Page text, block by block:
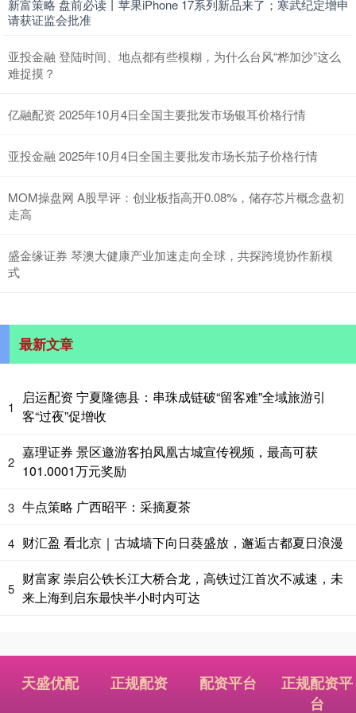
新富策略 盘前必读丨苹果iPhone 17系列新品来了；寒武纪定增申
请获证监会批准
亚投金融 登陆时间、地点都有些模糊，为什么台风“桦加沙”这么
难捉摸？
亿融配资 2025年10月4日全国主要批发市场银耳价格行情
亚投金融 2025年10月4日全国主要批发市场长茄子价格行情
MOM操盘网 A股早评：创业板指高开0.08%，储存芯片概念盘初
走高
盛金缘证券 琴澳大健康产业加速走向全球，共探跨境协作新模
式
最新文章
1
启运配资 宁夏隆德县：串珠成链破“留客难”全域旅游引
客“过夜”促增收
2
嘉理证券 景区邀游客拍凤凰古城宣传视频，最高可获
101.0001万元奖励
3 牛点策略 广西昭平：采摘夏茶
4 财汇盈 看北京｜古城墙下向日葵盛放，邂逅古都夏日浪漫
5
财富家 崇启公铁长江大桥合龙，高铁过江首次不减速，未
来上海到启东最快半小时内可达
天盛优配 正规配资 配资平台
正规配资平
台